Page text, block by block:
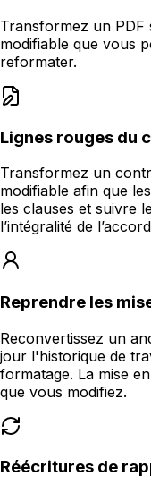
Transformez un PDF
modifiable que vous
reformater.
Lignes rouges du
Transformez un
modifiable afin que
les clauses et suivre
l’intégralité de
Reprendre les
Reconvertissez un
jour l'historique de
formatage. La mise
que vous modifiez.
Réécritures de